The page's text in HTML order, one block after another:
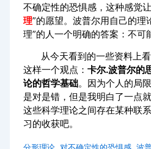
不确定性的恐惧感，这种感觉
理”的愿望。波普尔用自己的理
理”的人一个明确的答案：不可
从今天看到的一些资料上
这样一个观点： 卡尔.波普尔的
论的哲学基础。因为个人的局
是对是错，但是我明白了一点
这些科学理论之间存在某种联
习的收获吧。